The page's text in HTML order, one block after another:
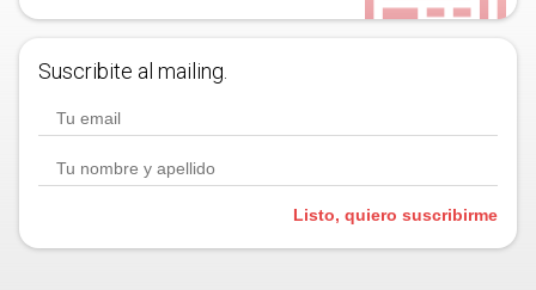
Suscribite al mailing.
Listo, quiero suscribirme